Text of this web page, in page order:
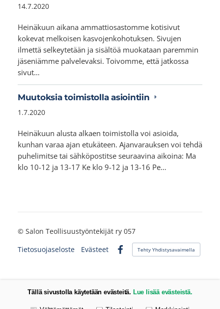
14.7.2020
Heinäkuun aikana ammattiosastomme kotisivut
kokevat melkoisen kasvojenkohotuksen. Sivujen
ilmettä selkeytetään ja sisältöä muokataan paremmin
jäseniämme palvelevaksi. Toivomme, että jatkossa
sivut…
Muutoksia toimistolla asiointiin
1.7.2020
Heinäkuun alusta alkaen toimistolla voi asioida,
kunhan varaa ajan etukäteen. Ajanvarauksen voi tehdä
puhelimitse tai sähköpostitse seuraavina aikoina: Ma
klo 10-12 ja 13-17 Ke klo 9-12 ja 13-16 Pe…
© Salon Teollisuustyöntekijät ry 057
Tietosuojaseloste
Evästeet
Facebook
Tehty Yhdistysavaimella
Tällä sivustolla käytetään evästeitä. Lue lisää evästeistä.